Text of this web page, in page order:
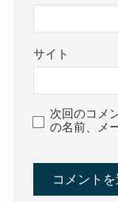
サイト
次回のコメ
の名前、メ